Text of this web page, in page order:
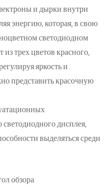
и дырки внутри
энергию, которая, в свою
светодиодном
трех цветов красного,
яркость и
представить красочную
дисплея,
выделяться среди
обзора